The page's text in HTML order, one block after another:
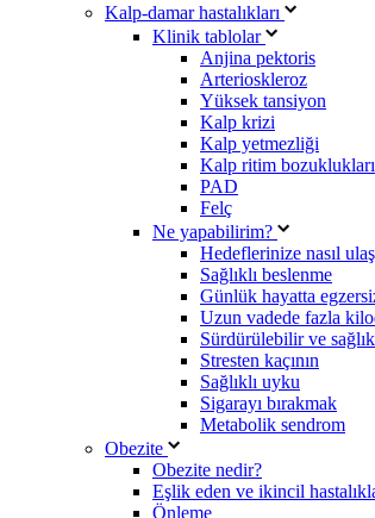
Kalp-damar hastalıkları
Klinik tablolar
Anjina pektoris
Arterioskleroz
Yüksek tansiyon
Kalp krizi
Kalp yetmezliği
Kalp ritim bozuklukları
PAD
Felç
Ne yapabilirim?
Hedeflerinize nasıl
Sağlıklı beslenme
Günlük hayatta
Uzun vadede fazla
Sürdürülebilir ve
Stresten kaçının
Sağlıklı uyku
Sigarayı bırakmak
Metabolik sendrom
Obezite
Obezite nedir?
Eşlik eden ve ikincil
Önleme